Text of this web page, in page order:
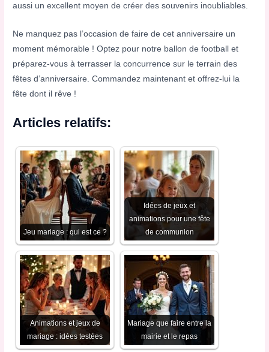
aussi un excellent moyen de créer des souvenirs inoubliables.
Ne manquez pas l’occasion de faire de cet anniversaire un
moment mémorable ! Optez pour notre ballon de football et
préparez-vous à terrasser la concurrence sur le terrain des
fêtes d’anniversaire. Commandez maintenant et offrez-lui la
fête dont il rêve !
Articles relatifs:
Jeu mariage : qui est ce ?
Idées de jeux et
animations pour une fête
de communion
Animations et jeux de
mariage : idées testées
Mariage que faire entre la
mairie et le repas